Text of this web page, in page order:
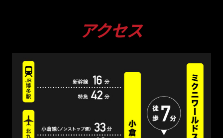
アクセス